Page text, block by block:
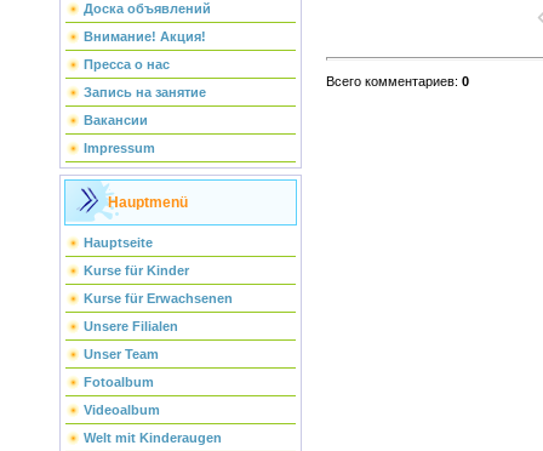
Доска объявлений
Внимание! Акция!
Пресса о нас
Запись на занятие
Вакансии
Impressum
Hauptmenü
Hauptseite
Kurse für Kinder
Kurse für Erwachsenen
Unsere Filialen
Unser Team
Fotoalbum
Videoalbum
Welt mit Kinderaugen
Всего комментариев: 0